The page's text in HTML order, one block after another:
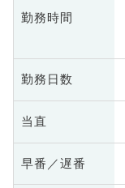
勤務時間
勤務日数
当直
早番／遅番